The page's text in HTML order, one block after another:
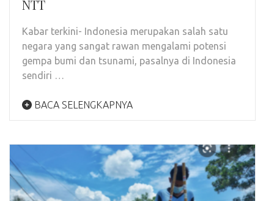
NTT
Kabar terkini- Indonesia merupakan salah satu
negara yang sangat rawan mengalami potensi
gempa bumi dan tsunami, pasalnya di Indonesia
sendiri …
BACA SELENGKAPNYA